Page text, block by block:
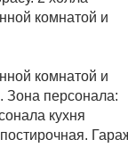
комнатой и
комнатой и
Зона персонала:
кухня
постирочная.